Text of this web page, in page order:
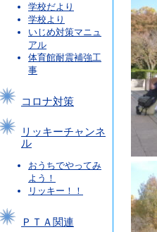
学校だより
学校より
いじめ対策マニュ
アル
体育館耐震補強工
事
コロナ対策
リッキーチャンネ
ル
おうちでやってみ
よう！
リッキー！！
ＰＴＡ関連